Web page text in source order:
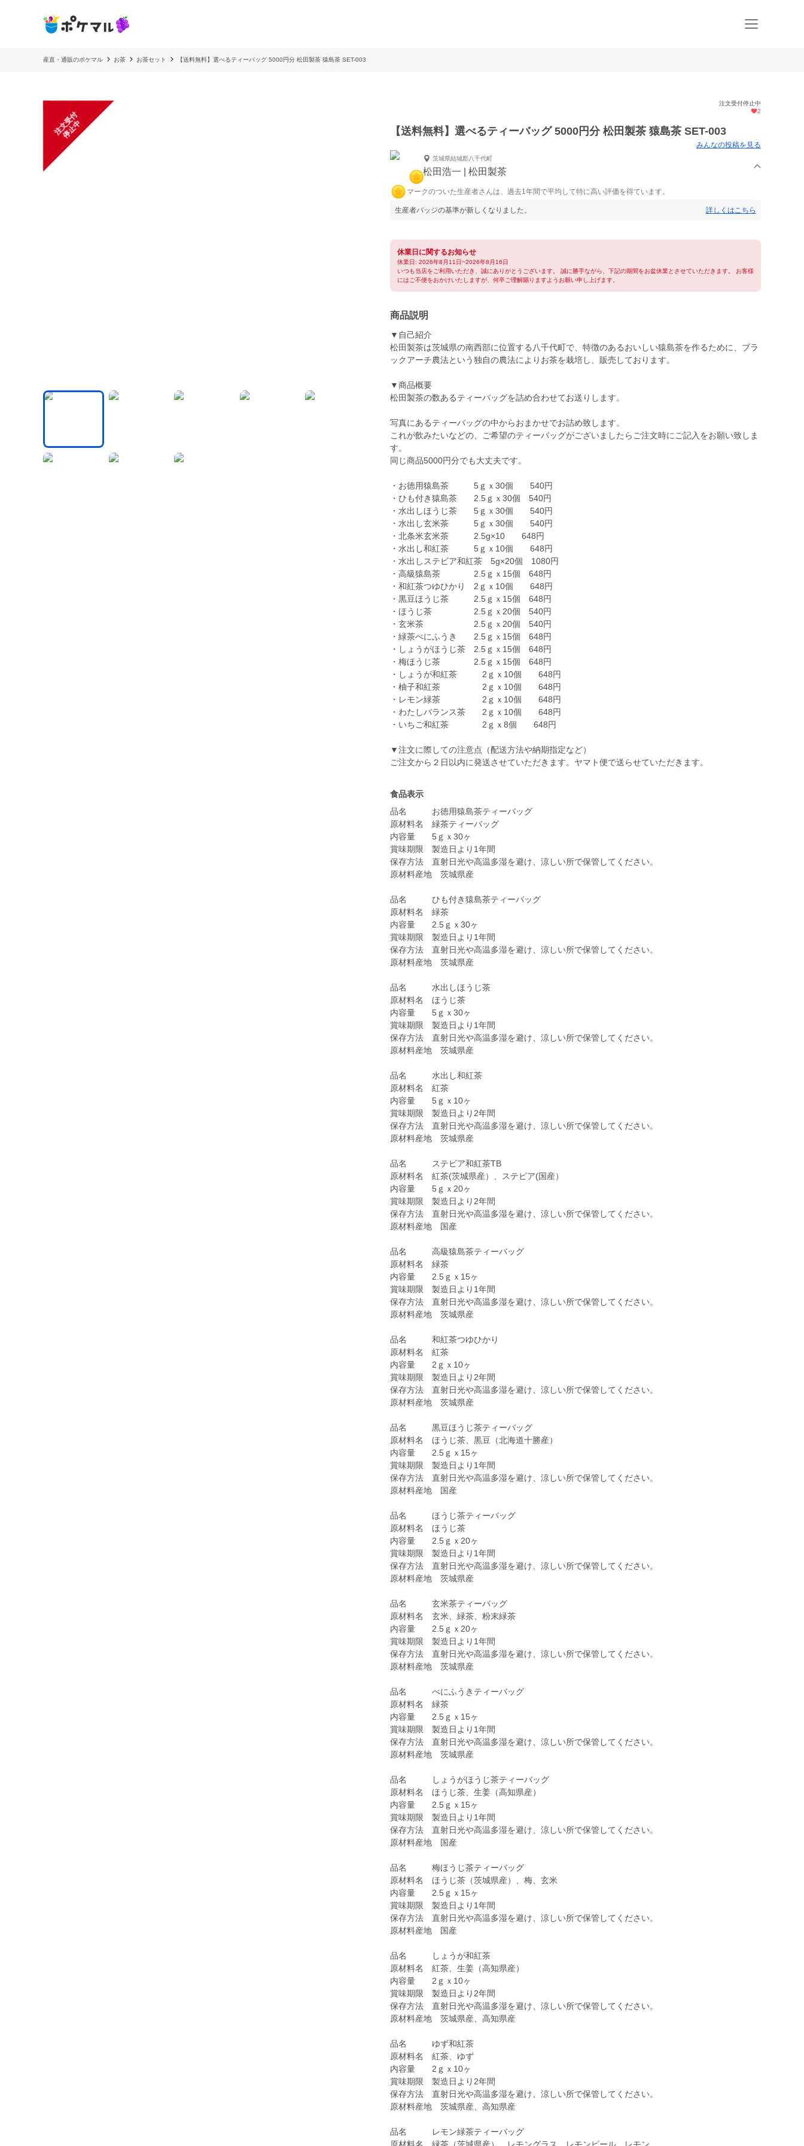
産直・通販のポケマル お茶 お茶セット 【送料無料】選べるティーバッグ 5000円分 松田製茶 猿島茶 SET-003
注
文
受
付
停
止
中
注文受付停止中
2
【送料無料】選べるティーバッグ 5000円分 松田製茶 猿島茶 SET-003
みんなの投稿を見る
茨城県結城郡八千代町
松田浩一 | 松田製茶
マークのついた生産者さんは、過去1年間で平均して特に高い評価を得ています。
生産者バッジの基準が新しくなりました。 詳しくはこちら
休業日に関するお知らせ
休業日: 2026年8月11日~2026年8月16日
いつも当店をご利用いただき、誠にありがとうございます。 誠に勝手ながら、下記の期間をお盆休業とさせていただきます。 お客様
にはご不便をおかけいたしますが、何卒ご理解賜りますようお願い申し上げます。
商品説明
▼自己紹介
松田製茶は茨城県の南西部に位置する八千代町で、特徴のあるおいしい猿島茶を作るために、ブラ
ックアーチ農法という独自の農法によりお茶を栽培し、販売しております。
▼商品概要
松田製茶の数あるティーバッグを詰め合わせてお送りします。
写真にあるティーバッグの中からおまかせでお詰め致します。
これが飲みたいなどの、ご希望のティーバッグがございましたらご注文時にご記入をお願い致しま
す。
同じ商品5000円分でも大丈夫です。
・お徳用猿島茶 5ｇｘ30個 540円
・ひも付き猿島茶 2.5ｇｘ30個 540円
・水出しほうじ茶 5ｇｘ30個 540円
・水出し玄米茶 5ｇｘ30個 540円
・北条米玄米茶 2.5g×10 648円
・水出し和紅茶 5ｇｘ10個 648円
・水出しステビア和紅茶 5g×20個 1080円
・高級猿島茶 2.5ｇｘ15個 648円
・和紅茶つゆひかり 2ｇｘ10個 648円
・黒豆ほうじ茶 2.5ｇｘ15個 648円
・ほうじ茶 2.5ｇｘ20個 540円
・玄米茶 2.5ｇｘ20個 540円
・緑茶べにふうき 2.5ｇｘ15個 648円
・しょうがほうじ茶 2.5ｇｘ15個 648円
・梅ほうじ茶 2.5ｇｘ15個 648円
・しょうが和紅茶 2ｇｘ10個 648円
・柚子和紅茶 2ｇｘ10個 648円
・レモン緑茶 2ｇｘ10個 648円
・わたしバランス茶 2ｇｘ10個 648円
・いちご和紅茶 2ｇｘ8個 648円
▼注文に際しての注意点（配送方法や納期指定など）
ご注文から２日以内に発送させていただきます。ヤマト便で送らせていただきます。
食品表示
品名 お徳用猿島茶ティーバッグ
原材料名 緑茶ティーバッグ
内容量 5ｇｘ30ヶ
賞味期限 製造日より1年間
保存方法 直射日光や高温多湿を避け、涼しい所で保管してください。
原材料産地 茨城県産
品名 ひも付き猿島茶ティーバッグ
原材料名 緑茶
内容量 2.5ｇｘ30ヶ
賞味期限 製造日より1年間
保存方法 直射日光や高温多湿を避け、涼しい所で保管してください。
原材料産地 茨城県産
品名 水出しほうじ茶
原材料名 ほうじ茶
内容量 5ｇｘ30ヶ
賞味期限 製造日より1年間
保存方法 直射日光や高温多湿を避け、涼しい所で保管してください。
原材料産地 茨城県産
品名 水出し和紅茶
原材料名 紅茶
内容量 5ｇｘ10ヶ
賞味期限 製造日より2年間
保存方法 直射日光や高温多湿を避け、涼しい所で保管してください。
原材料産地 茨城県産
品名 ステビア和紅茶TB
原材料名 紅茶(茨城県産）、ステビア(国産）
内容量 5ｇｘ20ヶ
賞味期限 製造日より2年間
保存方法 直射日光や高温多湿を避け、涼しい所で保管してください。
原材料産地 国産
品名 高級猿島茶ティーバッグ
原材料名 緑茶
内容量 2.5ｇｘ15ヶ
賞味期限 製造日より1年間
保存方法 直射日光や高温多湿を避け、涼しい所で保管してください。
原材料産地 茨城県産
品名 和紅茶つゆひかり
原材料名 紅茶
内容量 2ｇｘ10ヶ
賞味期限 製造日より2年間
保存方法 直射日光や高温多湿を避け、涼しい所で保管してください。
原材料産地 茨城県産
品名 黒豆ほうじ茶ティーバッグ
原材料名 ほうじ茶、黒豆（北海道十勝産）
内容量 2.5ｇｘ15ヶ
賞味期限 製造日より1年間
保存方法 直射日光や高温多湿を避け、涼しい所で保管してください。
原材料産地 国産
品名 ほうじ茶ティーバッグ
原材料名 ほうじ茶
内容量 2.5ｇｘ20ヶ
賞味期限 製造日より1年間
保存方法 直射日光や高温多湿を避け、涼しい所で保管してください。
原材料産地 茨城県産
品名 玄米茶ティーバッグ
原材料名 玄米、緑茶、粉末緑茶
内容量 2.5ｇｘ20ヶ
賞味期限 製造日より1年間
保存方法 直射日光や高温多湿を避け、涼しい所で保管してください。
原材料産地 茨城県産
品名 べにふうきティーバッグ
原材料名 緑茶
内容量 2.5ｇｘ15ヶ
賞味期限 製造日より1年間
保存方法 直射日光や高温多湿を避け、涼しい所で保管してください。
原材料産地 茨城県産
品名 しょうがほうじ茶ティーバッグ
原材料名 ほうじ茶、生姜（高知県産）
内容量 2.5ｇｘ15ヶ
賞味期限 製造日より1年間
保存方法 直射日光や高温多湿を避け、涼しい所で保管してください。
原材料産地 国産
品名 梅ほうじ茶ティーバッグ
原材料名 ほうじ茶（茨城県産）、梅、玄米
内容量 2.5ｇｘ15ヶ
賞味期限 製造日より1年間
保存方法 直射日光や高温多湿を避け、涼しい所で保管してください。
原材料産地 国産
品名 しょうが和紅茶
原材料名 紅茶、生姜（高知県産）
内容量 2ｇｘ10ヶ
賞味期限 製造日より2年間
保存方法 直射日光や高温多湿を避け、涼しい所で保管してください。
原材料産地 茨城県産、高知県産
品名 ゆず和紅茶
原材料名 紅茶、ゆず
内容量 2ｇｘ10ヶ
賞味期限 製造日より2年間
保存方法 直射日光や高温多湿を避け、涼しい所で保管してください。
原材料産地 茨城県産、高知県産
品名 レモン緑茶ティーバッグ